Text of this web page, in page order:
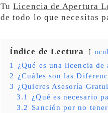
TuLicencia de Apertura
de todo lo que necesitas
Índice de Lectura
1
¿Qué es una licencia
2 ¿Cuáles son las
3 ¿Quieres Asesoría
3.1
¿Qué es necesario
3.2 Sanción por no